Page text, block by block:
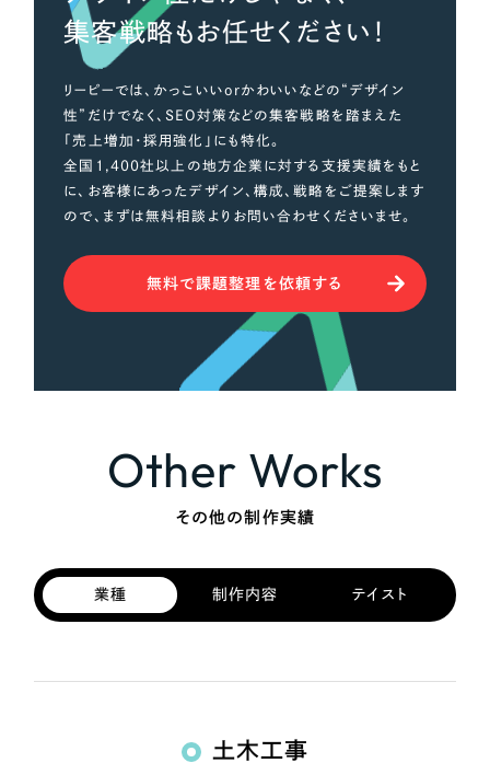
集客戦略もお任せください！
リーピーでは、かっこいいorかわいいなどの“デザイン
性”だけでなく、SEO対策などの集客戦略を踏まえた
「売上増加・採用強化」にも特化。
全国1,400社以上の地方企業に対する支援実績をもと
に、お客様にあったデザイン、構成、戦略をご提案します
ので、まずは無料相談よりお問い合わせくださいませ。
無料で課題整理を依頼する
Other Works
その他の制作実績
業種 制作内容 テイスト
土木工事